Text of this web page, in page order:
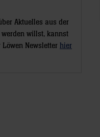
Aktuelles aus der
werden willst, kannst
Newsletter hier